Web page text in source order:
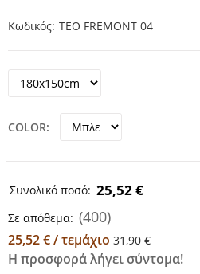
Κωδικός TEO FREMONT 04
COLOR
Συνολικό ποσό: 25,52 €
Σε απόθεμα: (400)
25,52 € / τεμάχιο 31,90 €
Η προσφορά λήγει σύντομα!